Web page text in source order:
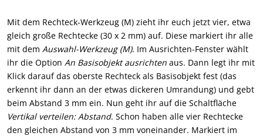
Mit dem Rechteck-Werkzeug (M) zieht ihr euch jetzt vier, etwa
gleich große Rechtecke (30 x 2 mm) auf. Diese markiert ihr alle
mit dem Auswahl-Werkzeug (M). Im Ausrichten-Fenster wählt
ihr die Option An Basisobjekt ausrichten aus. Dann legt ihr mit
Klick darauf das oberste Rechteck als Basisobjekt fest (das
erkennt ihr dann an der etwas dickeren Umrandung) und gebt
beim Abstand 3 mm ein. Nun geht ihr auf die Schaltfläche
Vertikal verteilen: Abstand. Schon haben alle vier Rechtecke
den gleichen Abstand von 3 mm voneinander. Markiert im